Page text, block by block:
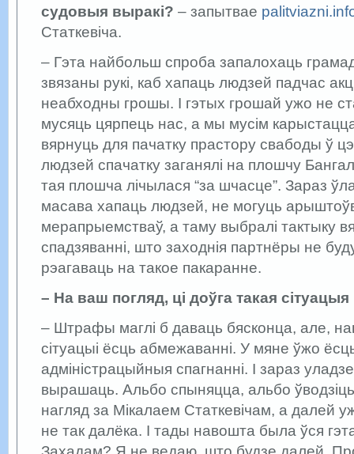
судовыя выракі? – запытвае
Статкевіча.
– Гэта найбольш спроба запалохаць
звязаны рукі, каб хапаць людзей падчас
неабходны грошы. І гэтых грошай ужо не
мусяць цярпець нас, а мы мусім
вярнуць для пачатку прастору свабоды ў
людзей спачатку заганялі на плошчу
тая плошча лічылася “за шчасце”. Зараз
масава хапаць людзей, не могуць
мерапрыемстваў, а таму выбралі тактыку
спадзяванні, што заходнія партнёры не
рэагаваць на такое пакаранне.
– На ваш погляд, ці доўга такая
– Штрафы маглі б даваць бясконца, але,
сітуацыі ёсць абмежаванні. У мяне ўжо
адміністрацыйныя спагнанні. І зараз
вырашаць. Альбо спыняцца, альбо
нагляд за Мікалаем Статкевічам, а далей
не так далёка. І тады навошта была ўся